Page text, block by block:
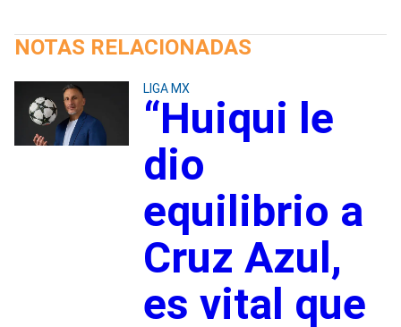
NOTAS RELACIONADAS
LIGA MX
“Huiqui le
dio
equilibrio a
Cruz Azul,
es vital que